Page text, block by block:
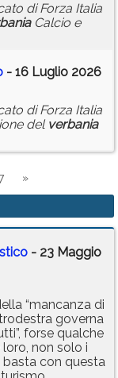
di Forza Italia
Calcio e
- 16 Luglio 2026
di Forza Italia
del verbania
»
- 23 Maggio
“mancanza di
governa
forse qualche
non solo i
con questa